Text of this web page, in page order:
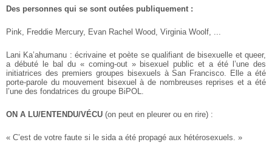
Des personnes qui se sont outées publiquement :
Pink, Freddie Mercury, Evan Rachel Wood, Virginia Woolf, ...
Lani Ka’ahumanu : écrivaine et poète se qualifiant de bisexuelle et queer,
a débuté le bal du « coming‐out »bisexuel public et a été l’une des
initiatrices des premiers groupes bisexuels à San Francisco. Elle a été
porte-parole du mouvement bisexuel à de nombreuses reprises et a été
l’une des fondatrices du groupe BiPOL.
ON A LU/ENTENDU/VÉCU (on peut en pleurer ou en rire) :
« C’est de votre faute si le sida a été propagé aux hétérosexuels. »